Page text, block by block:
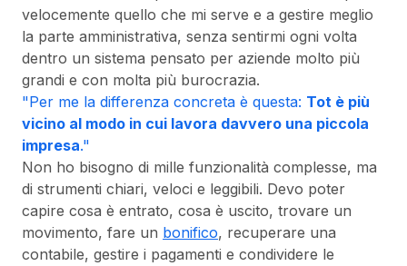
velocemente quello che mi serve e a gestire meglio
la parte amministrativa, senza sentirmi ogni volta
dentro un sistema pensato per aziende molto più
grandi e con molta più burocrazia.
"Per me la differenza concreta è questa: Tot è più
vicino al modo in cui lavora davvero una piccola
impresa."
Non ho bisogno di mille funzionalità complesse, ma
di strumenti chiari, veloci e leggibili. Devo poter
capire cosa è entrato, cosa è uscito, trovare un
movimento, fare un bonifico, recuperare una
contabile, gestire i pagamenti e condividere le